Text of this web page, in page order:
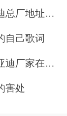
2025-11-04
址在哪里
2025-11-04
自己歌词
2025-11-04
在哪个城市
2025-11-04
害处